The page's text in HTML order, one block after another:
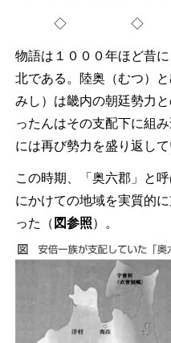
◇ ◇
物語は１０００年ほど昔
北である。陸奥（むつ）
みし）は畿内の朝廷勢力
ったんはその支配下に組
には再び勢力を盛り返して
この時期、「奥六郡」と
にかけての地域を実質的
った（ 図参照）。